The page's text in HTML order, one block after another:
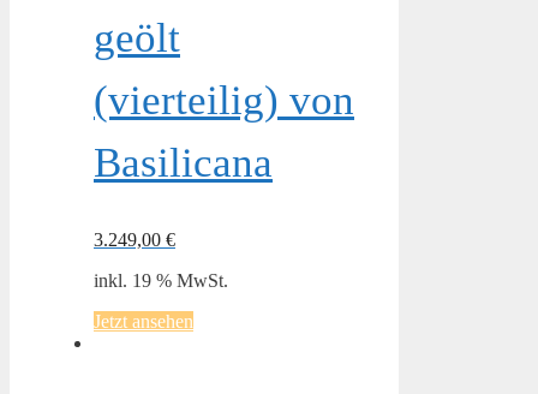
geölt
(vierteilig) von
Basilicana
3.249,00 €
inkl. 19 % MwSt.
Jetzt ansehen